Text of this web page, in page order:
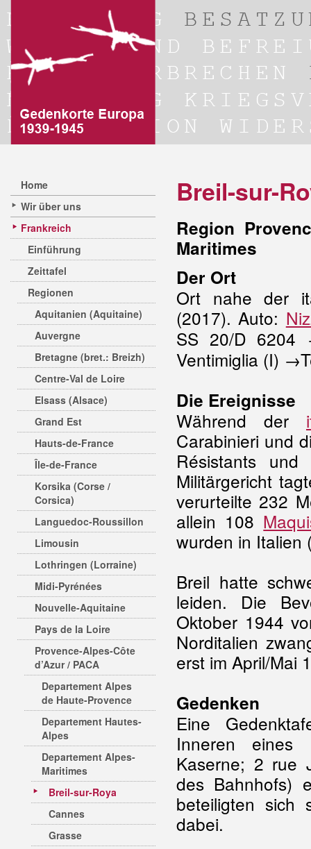
Home
Wir über uns
Frankreich
Einführung
Zeittafel
Regionen
Aquitanien (Aquitaine)
Auvergne
Bretagne (bret.: Breizh)
Centre-Val de Loire
Elsass (Alsace)
Grand Est
Hauts-de-France
Île-de-France
Korsika (Corse /
Corsica)
Languedoc-Roussillon
Limousin
Lothringen (Lorraine)
Midi-Pyrénées
Nouvelle-Aquitaine
Pays de la Loire
Provence-Alpes-Côte
d’Azur / PACA
Departement Alpes
de Haute-Provence
Departement Hautes-
Alpes
Departement Alpes-
Maritimes
Breil-sur-Roya
Cannes
Grasse
Breil-sur-
Region
Maritimes
Der Ort
Ort nahe der
(2017). Auto:
SS 20/D 6204
Ventimiglia (I)
Die Ereignisse
Während der
Carabinieri und
Résistants und
Militärgericht
verurteilte 232
allein 108
wurden in Italien
Breil hatte
leiden. Die
Oktober 1944
Norditalien
erst im April/Mai
Gedenken
Eine
Inneren eines
Kaserne; 2 rue
des Bahnhofs)
beteiligten sich
dabei.